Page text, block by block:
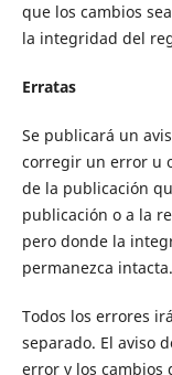
que los cambios
la integridad del
Erratas
Se publicará un
corregir un error u
de la publicación
publicación o a la
pero donde la
permanezca intacta.
Todos los errores
separado. El aviso
error y los cambios